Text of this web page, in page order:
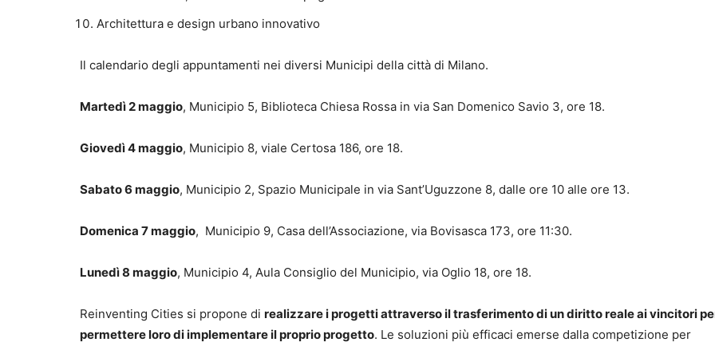
Architettura e design urbano innovativo
Il calendario degli appuntamenti nei diversi Municipi della città di Milano.
Martedì 2 maggio, Municipio 5, Biblioteca Chiesa Rossa in via San Domenico Savio 3, ore 18.
Giovedì 4 maggio, Municipio 8, viale Certosa 186, ore 18.
Sabato 6 maggio, Municipio 2, Spazio Municipale in via Sant’Uguzzone 8, dalle ore 10 alle ore 13.
Domenica 7 maggio, Municipio 9, Casa dell’Associazione, via Bovisasca 173, ore 11:30.
Lunedì 8 maggio, Municipio 4, Aula Consiglio del Municipio, via Oglio 18, ore 18.
Reinventing Cities si propone di realizzare i progetti attraverso il trasferimento di un diritto reale ai vincitori
permettere loro di implementare il proprio progetto. Le soluzioni più efficaci emerse dalla competizione per